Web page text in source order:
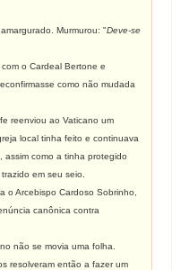
Murmurou: "Deve-se
o Cardeal Bertone e
como não mudada
reenviou ao Vaticano um
local tinha feito e continuava
assim como a tinha protegido
em seu seio.
Arcebispo Cardoso Sobrinho,
canônica contra
não se movia uma folha.
resolveram então a fazer um